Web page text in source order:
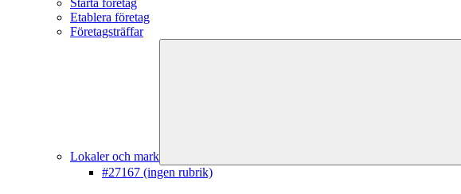
Starta företag
Etablera företag
Företagsträffar
Lokaler och mark
#27167 (ingen rubrik)